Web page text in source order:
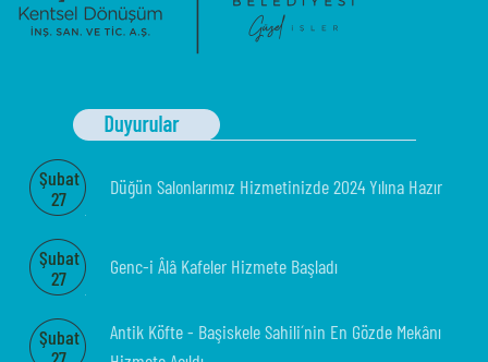
Şubat
27
Düğün Salonlarımız Hizmetinizde 2024 Yılına Hazır
Şubat
27
Genc-i Âlâ Kafeler Hizmete Başladı
Şubat
Antik Köfte - Başiskele Sahili´nin En Gözde Mekânı